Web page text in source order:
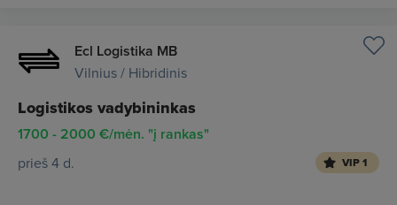
Ecl Logistika MB
Vilnius / Hibridinis
Logistikos vadybininkas
1700 - 2000 €/mėn. "į rankas"
prieš 4 d. VIP 1